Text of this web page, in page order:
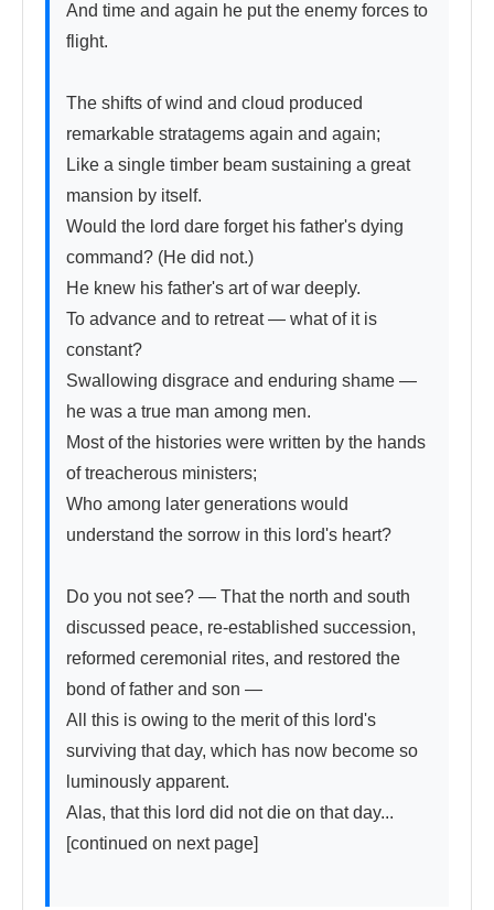
And time and again he put the enemy forces to
flight.
The shifts of wind and cloud produced
remarkable stratagems again and again;
Like a single timber beam sustaining a great
mansion by itself.
Would the lord dare forget his father's dying
command? (He did not.)
He knew his father's art of war deeply.
To advance and to retreat — what of it is
constant?
Swallowing disgrace and enduring shame —
he was a true man among men.
Most of the histories were written by the hands
of treacherous ministers;
Who among later generations would
understand the sorrow in this lord's heart?
Do you not see? — That the north and south
discussed peace, re-established succession,
reformed ceremonial rites, and restored the
bond of father and son —
All this is owing to the merit of this lord's
surviving that day, which has now become so
luminously apparent.
Alas, that this lord did not die on that day...
[continued on next page]